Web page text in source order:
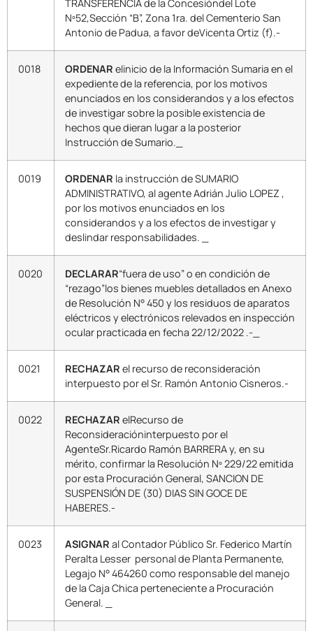
TRANSFERENCIA de la Concesióndel Lote
Nº52,Sección “B”, Zona 1ra. del Cementerio San
Antonio de Padua, a favor deVicenta Ortiz (f).-
0018 ORDENAR elinicio de la Información Sumaria en el
expediente de la referencia, por los motivos
enunciados en los considerandos y a los efectos
de investigar sobre la posible existencia de
hechos que dieran lugar a la posterior
Instrucción de Sumario._
0019 ORDENAR la instrucción de SUMARIO
ADMINISTRATIVO, al agente Adrián Julio LOPEZ ,
por los motivos enunciados en los
considerandos y a los efectos de investigar y
deslindar responsabilidades. _
0020 DECLARAR“fuera de uso” o en condición de
“rezago”los bienes muebles detallados en Anexo
de Resolución N° 450 y los residuos de aparatos
eléctricos y electrónicos relevados en inspección
ocular practicada en fecha 22/12/2022 .-_
0021 RECHAZAR el recurso de reconsideración
interpuesto por el Sr. Ramón Antonio Cisneros.-
0022 RECHAZAR elRecurso de
Reconsideracióninterpuesto por el
AgenteSr.Ricardo Ramón BARRERA y, en su
mérito, confirmar la Resolución Nº 229/22 emitida
por esta Procuración General, SANCION DE
SUSPENSIÓN DE (30) DIAS SIN GOCE DE
HABERES.-
0023 ASIGNAR al Contador Público Sr. Federico Martín
Peralta Lesser personal de Planta Permanente,
Legajo N° 464260 como responsable del manejo
de la Caja Chica perteneciente a Procuración
General. _